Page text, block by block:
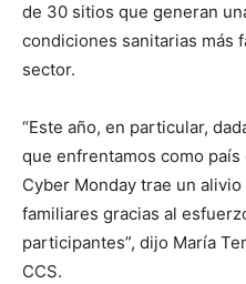
de 30 sitios que generan
condiciones sanitarias más
sector.
“Este año, en particular,
que enfrentamos como
Cyber Monday trae un
familiares gracias al
participantes”, dijo María
CCS.